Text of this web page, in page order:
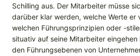
Schilling aus. Der Mitarbeiter müsse
darüber klar werden, welche Werte er
welchen Führungsprinzipien oder -
situativ auf seine Mitarbeiter eingehen
den Führungsebenen von